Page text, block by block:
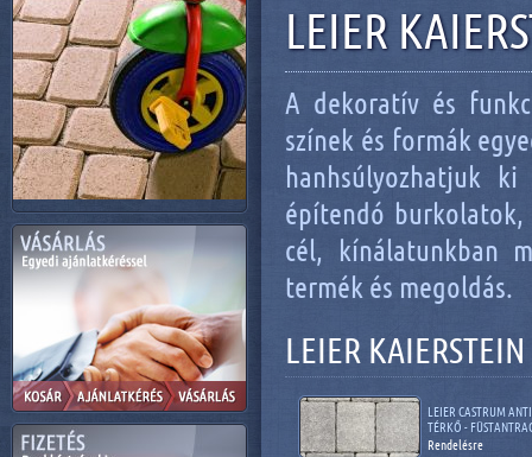
LEIER
A dekoratív és
színek és formák
hanhsúlyozhatjuk
építendó burkolatok,
cél, kínálatunkban
termék és megoldás.
LEIER
LEIER CASTRUM
TÉRKŐ -
Rendelésre